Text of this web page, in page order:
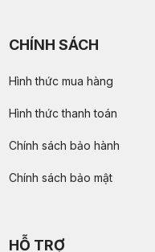
CHÍNH SÁCH
Hình thức mua hàng
Hình thức thanh toán
Chính sách bảo hành
Chính sách bảo mật
HỖ TRỢ